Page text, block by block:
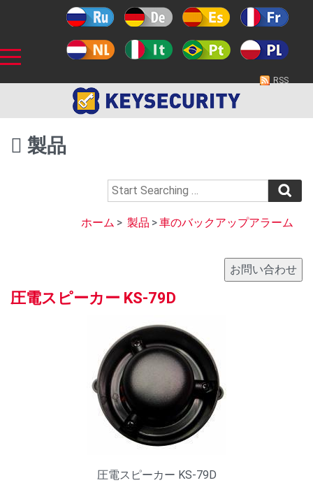
RSS
製品
ホーム > 製品 >車のバックアップアラーム
圧電スピーカー KS-79D
圧電スピーカー KS-79D